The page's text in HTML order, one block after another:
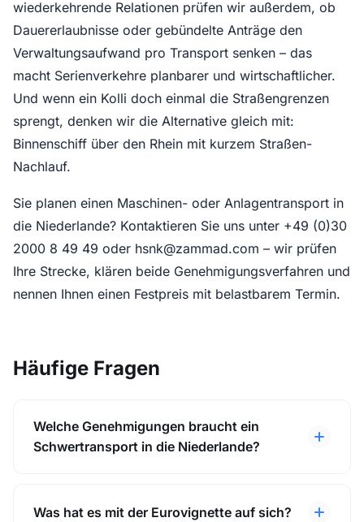
wiederkehrende Relationen prüfen wir außerdem, ob
Dauererlaubnisse oder gebündelte Anträge den
Verwaltungsaufwand pro Transport senken – das
macht Serienverkehre planbarer und wirtschaftlicher.
Und wenn ein Kolli doch einmal die Straßengrenzen
sprengt, denken wir die Alternative gleich mit:
Binnenschiff über den Rhein mit kurzem Straßen-
Nachlauf.
Sie planen einen Maschinen- oder Anlagentransport in
die Niederlande? Kontaktieren Sie uns unter +49 (0)30
2000 8 49 49 oder hsnk@zammad.com – wir prüfen
Ihre Strecke, klären beide Genehmigungsverfahren und
nennen Ihnen einen Festpreis mit belastbarem Termin.
Häufige Fragen
Welche Genehmigungen braucht ein
Schwertransport in die Niederlande?
Was hat es mit der Eurovignette auf sich?